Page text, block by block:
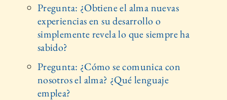
Pregunta: ¿Obtiene el alma nuevas
experiencias en su desarrollo o
simplemente revela lo que siempre ha
sabido?
Pregunta: ¿Cómo se comunica con
nosotros el alma? ¿Qué lenguaje
emplea?